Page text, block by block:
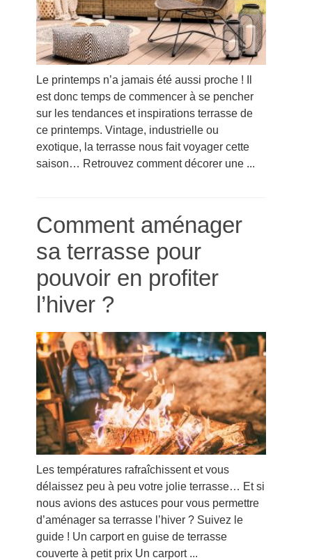
Le printemps n’a jamais été aussi proche ! Il
est donc temps de commencer à se pencher
sur les tendances et inspirations terrasse de
ce printemps. Vintage, industrielle ou
exotique, la terrasse nous fait voyager cette
saison… Retrouvez comment décorer une ...
Comment aménager
sa terrasse pour
pouvoir en profiter
l’hiver ?
Les températures rafraîchissent et vous
délaissez peu à peu votre jolie terrasse… Et si
nous avions des astuces pour vous permettre
d’aménager sa terrasse l’hiver ? Suivez le
guide ! Un carport en guise de terrasse
couverte à petit prix Un carport ...